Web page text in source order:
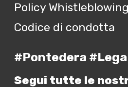
Policy Whistleblowing
Codice di condotta
#Pontedera
Segui tutte le